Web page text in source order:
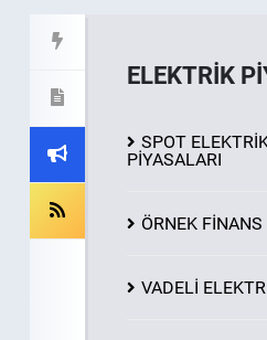
ELEKTRİK
SPOT
PİYASALARI
ÖRNEK FİNANS
VADELİ